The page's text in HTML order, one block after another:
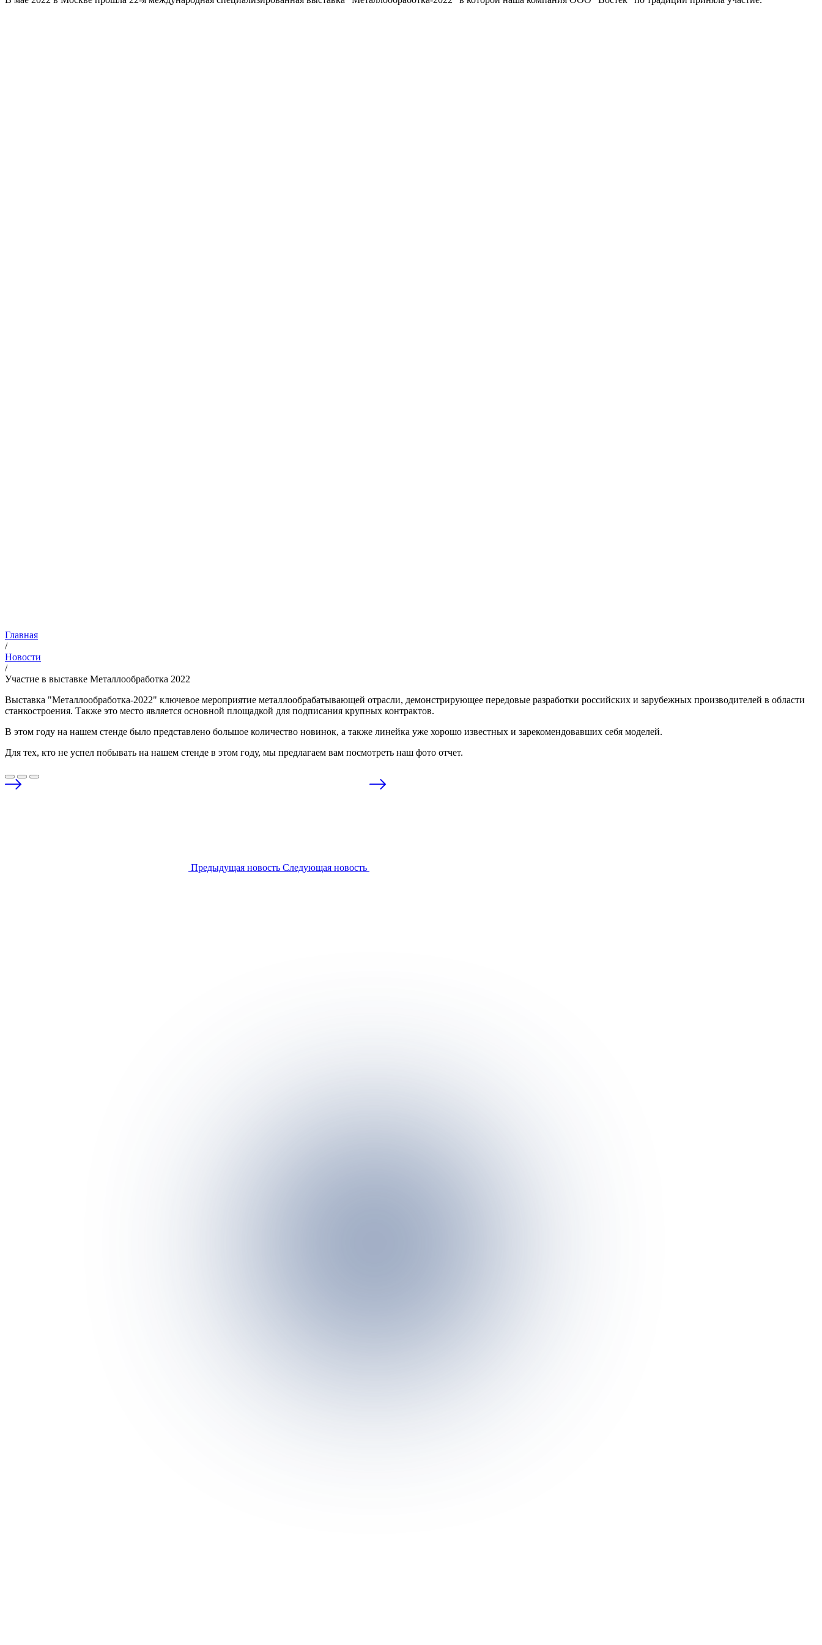
Главная
/
Новости
/
Участие в выставке Металлообработка 2022
Выставка "Металлообработка-2022" ключевое мероприятие металлообрабатывающей отрасли, демонстрирующее передовые разработки российских и зарубежных производителей в области
станкостроения. Также это место является основной площадкой для подписания крупных контрактов.
В этом году на нашем стенде было представлено большое количество новинок, а также линейка уже хорошо известных и зарекомендовавших себя моделей.
Для тех, кто не успел побывать на нашем стенде в этом году, мы предлагаем вам посмотреть наш фото отчет.
Предыдущая новость Следующая новость